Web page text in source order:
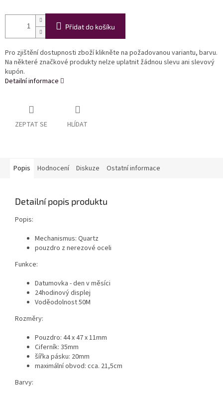
Přidat do košíku
Pro zjištění dostupnosti zboží klikněte na požadovanou variantu, barvu.
Na některé značkové produkty nelze uplatnit žádnou slevu ani slevový
kupón.
Detailní informace
ZEPTAT SE HLÍDAT
Popis Hodnocení Diskuze Ostatní informace
Detailní popis produktu
Popis:
Mechanismus: Quartz
pouzdro z nerezové oceli
Funkce:
Datumovka - den v měsíci
24hodinový displej
Voděodolnost 50M
Rozměry:
Pouzdro: 44 x 47 x 11mm
Ciferník: 35mm
šířka pásku: 20mm
maximální obvod: cca. 21,5cm
Barvy: